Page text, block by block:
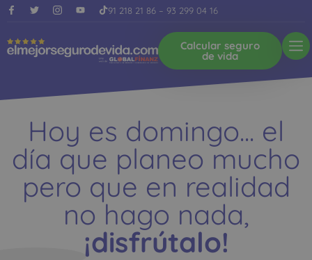
91 218 21 86 – 93 299 04 16
Calcular seguro
de vida
Hoy es domingo... el
día que planeo mucho
pero que en realidad
no hago nada,
¡disfrútalo!